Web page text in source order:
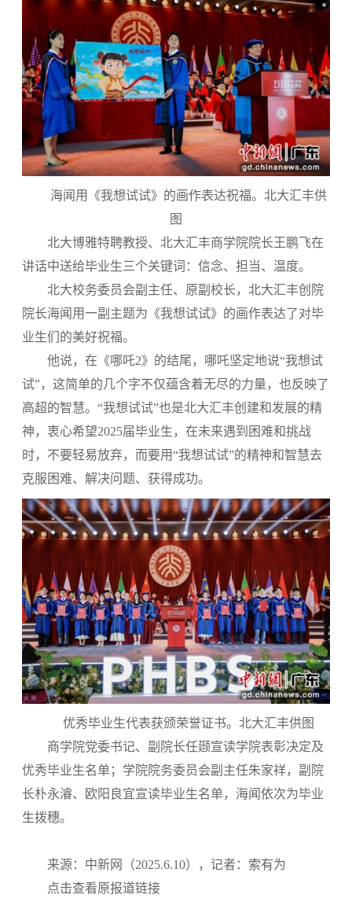
海闻用《我想试试》的画作表达祝福。北大汇丰供
图
北大博雅特聘教授、北大汇丰商学院院长王鹏飞在
讲话中送给毕业生三个关键词：信念、担当、温度。
北大校务委员会副主任、原副校长，北大汇丰创院
院长海闻用一副主题为《我想试试》的画作表达了对毕
业生们的美好祝福。
他说，在《哪吒2》的结尾，哪吒坚定地说“我想试
试”，这简单的几个字不仅蕴含着无尽的力量，也反映了
高超的智慧。“我想试试”也是北大汇丰创建和发展的精
神，衷心希望2025届毕业生，在未来遇到困难和挑战
时，不要轻易放弃，而要用“我想试试”的精神和智慧去
克服困难、解决问题、获得成功。
优秀毕业生代表获颁荣誉证书。北大汇丰供图
商学院党委书记、副院长任颋宣读学院表彰决定及
优秀毕业生名单；学院院务委员会副主任朱家祥，副院
长朴永濬、欧阳良宜宣读毕业生名单，海闻依次为毕业
生拨穗。
来源：中新网（2025.6.10），记者：索有为
点击查看原报道链接